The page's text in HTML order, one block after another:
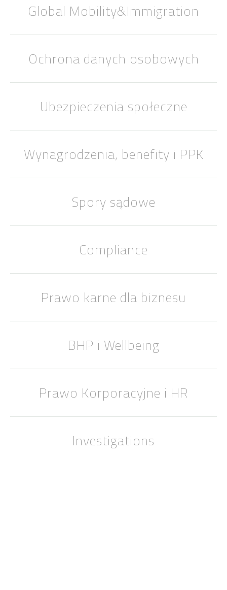
Global Mobility&Immigration
Ochrona danych osobowych
Ubezpieczenia społeczne
Wynagrodzenia, benefity i PPK
Spory sądowe
Compliance
Prawo karne dla biznesu
BHP i Wellbeing
Prawo Korporacyjne i HR
Investigations